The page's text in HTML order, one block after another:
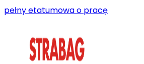
pełny etatumowa o pracę